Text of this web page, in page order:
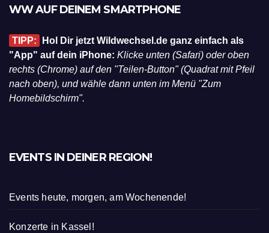
WW AUF DEINEM SMARTPHONE
TIPP:
Hol Dir jetzt Wildwechsel.de ganz einfach als
"App" auf dein iPhone: Klicke unten (Safari) oder oben
rechts (Chrome) auf den "Teilen-Button" (Quadrat mit Pfeil
nach oben), und wähle dann unten im Menü "Zum
Homebildschirm".
EVENTS IN DEINER REGION!
Events heute, morgen, am Wochenende!
Konzerte in Kassel!